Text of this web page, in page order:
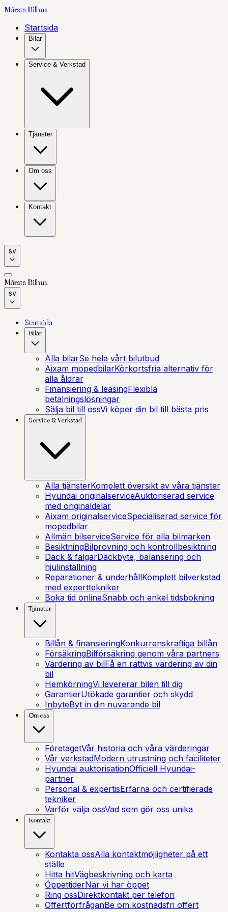
Märsta Bilhus
Startsida
Bilar
Service & Verkstad
Tjänster
Om oss
Kontakt
sv
Märsta Bilhus
sv
Startsida
Bilar
Alla bilarSe hela vårt bilutbud
Aixam mopedbilarKörkortsfria alternativ för
alla åldrar
Finansiering & leasingFlexibla
betalningslösningar
Sälja bil till ossVi köper din bil till bästa pris
Service & Verkstad
Alla tjänsterKomplett översikt av våra tjänster
Hyundai originalserviceAuktoriserad service
med originaldelar
Aixam originalserviceSpecialiserad service för
mopedbilar
Allmän bilserviceService för alla bilmärken
BesiktningBilprovning och kontrollbesiktning
Däck & fälgarDäckbyte, balansering och
hjulinställning
Reparationer & underhållKomplett bilverkstad
med experttekniker
Boka tid onlineSnabb och enkel tidsbokning
Tjänster
Billån & finansieringKonkurrenskraftiga billån
FörsäkringBilförsäkring genom våra partners
Värdering av bilFå en rättvis värdering av din
bil
HemkörningVi levererar bilen till dig
GarantierUtökade garantier och skydd
InbyteByt in din nuvarande bil
Om oss
FöretagetVår historia och våra värderingar
Vår verkstadModern utrustning och faciliteter
Hyundai auktorisationOfficiell Hyundai-
partner
Personal & expertisErfarna och certifierade
tekniker
Varför välja ossVad som gör oss unika
Kontakt
Kontakta ossAlla kontaktmöjligheter på ett
ställe
Hitta hitVägbeskrivning och karta
ÖppettiderNär vi har öppet
Ring ossDirektkontakt per telefon
OffertförfråganBe om kostnadsfri offert